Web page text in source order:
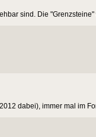
sind. Die "Grenzsteine"
dabei), immer mal im